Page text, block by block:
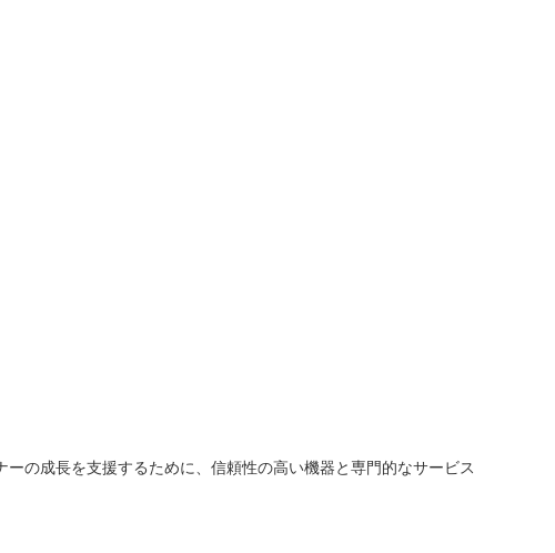
ーの成長を支援するために、信頼性の高い機器と専門的なサービス